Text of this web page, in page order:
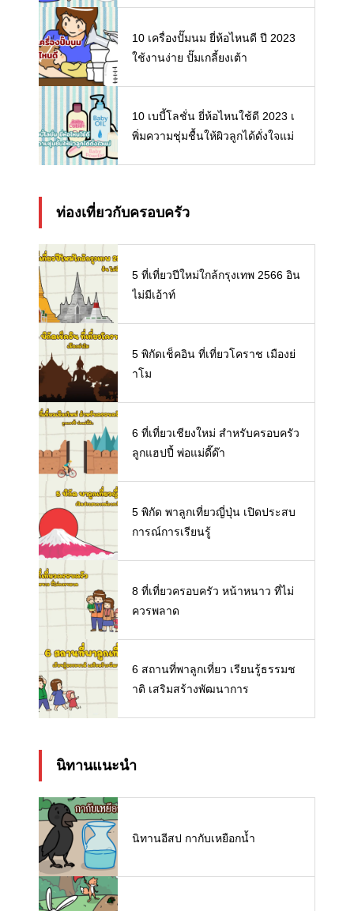
10 เครื่องปั๊มนม ยี่ห้อไหนดี ปี 2023
ใช้งานง่าย ปั๊มเกลี้ยงเต้า
10 เบบี้โลชั่น ยี่ห้อไหนใช้ดี 2023 เ
พิ่มความชุ่มชื้นให้ผิวลูกได้ดั่งใจแม่
ท่องเที่ยวกับครอบครัว
5 ที่เที่ยวปีใหม่ใกล้กรุงเทพ 2566 อิน
ไม่มีเอ้าท์
5 พิกัดเช็คอิน ที่เที่ยวโคราช เมืองย่
าโม
6 ที่เที่ยวเชียงใหม่ สำหรับครอบครัว
ลูกแฮปปี้ พ่อแม่ดี๊ด๊า
5 พิกัด พาลูกเที่ยวญี่ปุ่น เปิดประสบ
การณ์การเรียนรู้
8 ที่เที่ยวครอบครัว หน้าหนาว ที่ไม่
ควรพลาด
6 สถานที่พาลูกเที่ยว เรียนรู้ธรรมช
าติ เสริมสร้างพัฒนาการ
นิทานแนะนำ
นิทานอีสป กากับเหยือกน้ำ